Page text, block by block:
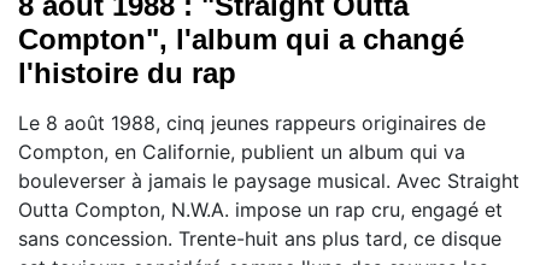
Compton", l'album qui a changé
l'histoire du rap
Le 8 août 1988, cinq jeunes rappeurs originaires de
Compton, en Californie, publient un album qui va
bouleverser à jamais le paysage musical. Avec Straight
Outta Compton, N.W.A. impose un rap cru, engagé et
sans concession. Trente-huit ans plus tard, ce disque